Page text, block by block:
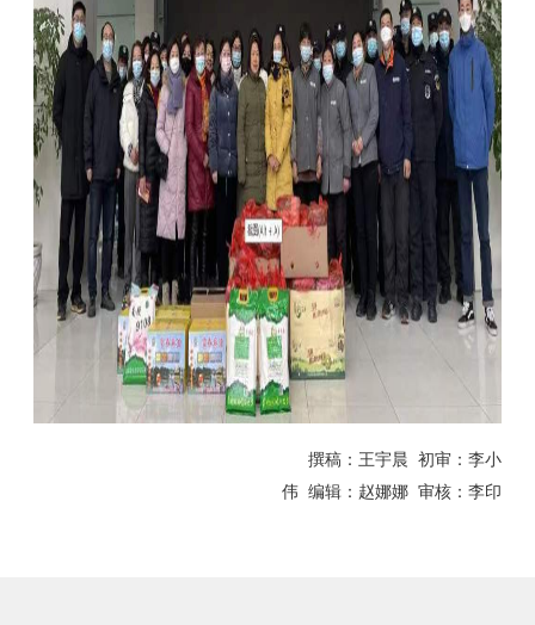
撰稿：王宇晨
初审：李小
伟 编辑：赵娜娜 审核：李印